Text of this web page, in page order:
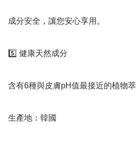
成分安全，讓您安心享用。
5️⃣ 健康天然成分
含有6種與皮膚pH值最接近的植物萃
生產地：韓國